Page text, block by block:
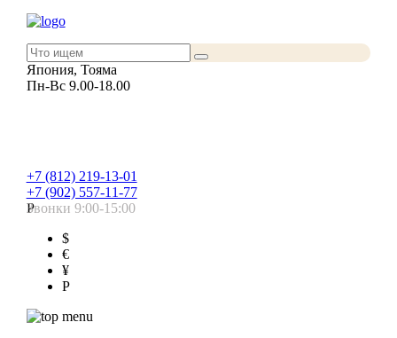
Япония, Тояма
Пн-Вс 9.00-18.00
+7 (812) 219-13-01
+7 (902) 557-11-77
Звонки 9:00-15:00
Р
$
€
¥
Р